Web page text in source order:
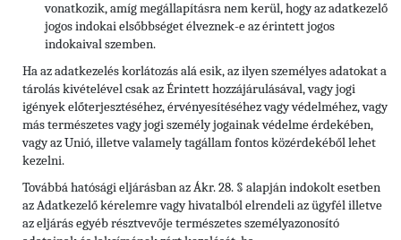
vonatkozik, amíg megállapításra nem kerül, hogy az adatkezelő
jogos indokai elsőbbséget élveznek-e az érintett jogos
indokaival szemben.
Ha az adatkezelés korlátozás alá esik, az ilyen személyes adatokat a
tárolás kivételével csak az Érintett hozzájárulásával, vagy jogi
igények előterjesztéséhez, érvényesítéséhez vagy védelméhez, vagy
más természetes vagy jogi személy jogainak védelme érdekében,
vagy az Unió, illetve valamely tagállam fontos közérdekéből lehet
kezelni.
Továbbá hatósági eljárásban az Ákr. 28. § alapján indokolt esetben
az Adatkezelő kérelemre vagy hivatalból elrendeli az ügyfél illetve
az eljárás egyéb résztvevője természetes személyazonosító